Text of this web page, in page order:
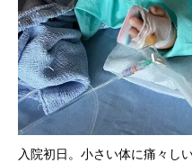
入院初日。小さい体に痛々し